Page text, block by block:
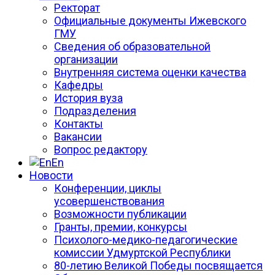
Ректорат
Официальные документы Ижевского
ГМУ
Сведения об образовательной
организации
Внутренняя система оценки качества
Кафедры
История вуза
Подразделения
Контакты
Вакансии
Вопрос редактору
En
Новости
Конференции, циклы
усовершенствования
Возможности публикации
Гранты, премии, конкурсы
Психолого-медико-педагогические
комиссии Удмуртской Республики
80-летию Великой Победы посвящается